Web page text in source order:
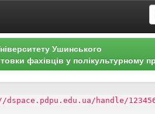
Ушинського
фахівців у полікультурному
handle/